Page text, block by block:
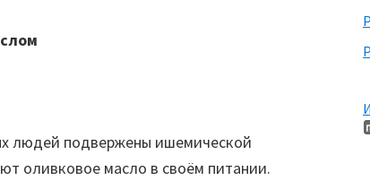
людей подвержены ишемической
оливковое масло в своём питании.